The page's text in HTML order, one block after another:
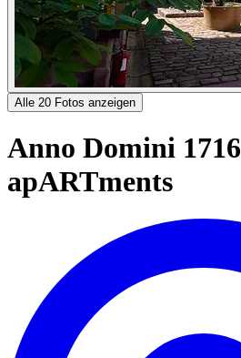
Alle 20 Fotos anzeigen
Anno Domini 1716
apARTments